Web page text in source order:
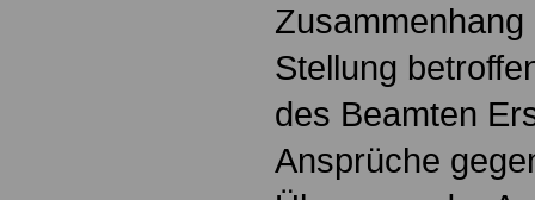
Stellung
des Beamten
Ansprüche